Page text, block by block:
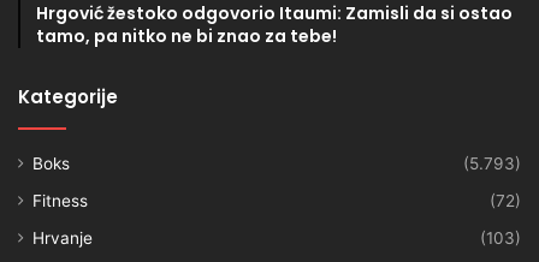
Hrgović žestoko odgovorio Itaumi: Zamisli da si ostao
tamo, pa nitko ne bi znao za tebe!
Kategorije
Boks
(5.793)
Fitness
(72)
Hrvanje
(103)